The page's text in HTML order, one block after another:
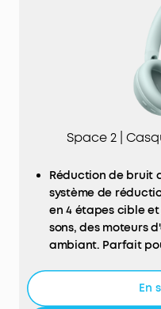
Space 2 |
Réduction de bruit
système de
en 4 étapes cible
sons, des moteurs
ambiant. Parfait
Confort toute laEn